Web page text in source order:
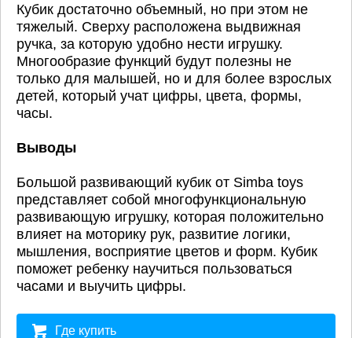
Кубик достаточно объемный, но при этом не
тяжелый. Сверху расположена выдвижная
ручка, за которую удобно нести игрушку.
Многообразие функций будут полезны не
только для малышей, но и для более взрослых
детей, который учат цифры, цвета, формы,
часы.
Выводы
Большой развивающий кубик от Simba toys
представляет собой многофункциональную
развивающую игрушку, которая положительно
влияет на моторику рук, развитие логики,
мышления, восприятие цветов и форм. Кубик
поможет ребенку научиться пользоваться
часами и выучить цифры.
Где купить